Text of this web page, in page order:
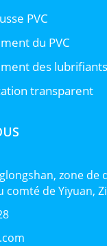
PVC
du PVC
des lubrifiants
transparent
zone de
comté de Yiyuan,